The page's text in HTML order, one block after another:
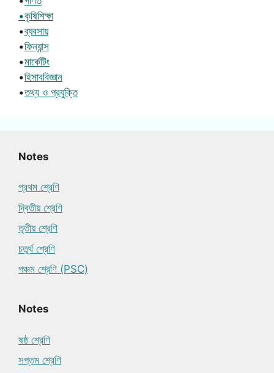
•কৃষিশিক্ষা
•ব্যবসায়
•ফিন্যান্স
•মার্কেটিং
•হিসাববিজ্ঞান
•তথ্য ও প্রযুক্তি
Notes
প্রথম শ্রেণি
দ্বিতীয় শ্রেণি
তৃতীয় শ্রেণি
চতুর্থ শ্রেণি
পঞ্চম শ্রেণি (PSC)
Notes
ষষ্ঠ শ্রেণি
সপ্তম শ্রেণি